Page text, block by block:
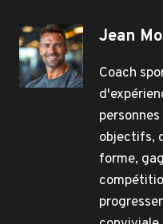
Jean
Coach
objectifs,
forme,